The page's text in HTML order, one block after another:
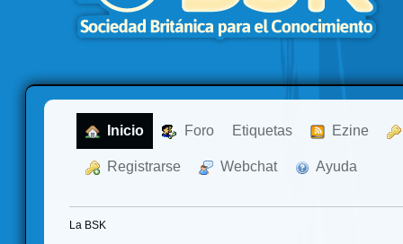
Inicio Foro Etiquetas Ezine
Registrarse Webchat Ayuda
La BSK